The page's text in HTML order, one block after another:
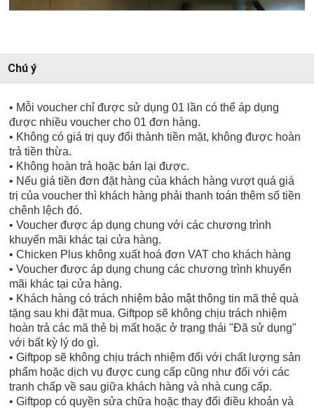
Chú ý
• Mỗi voucher chỉ được sử dụng 01 lần có thể áp dụng
được nhiều voucher cho 01 đơn hàng.
• Không có giá trị quy đổi thành tiền mặt, không được hoàn
trả tiền thừa.
• Không hoàn trả hoặc bán lại được.
• Nếu giá tiền đơn đặt hàng của khách hàng vượt quá giá
trị của voucher thì khách hàng phải thanh toán thêm số tiền
chênh lệch đó.
• Voucher được áp dụng chung với các chương trình
khuyến mãi khác tại cửa hàng.
• Chicken Plus không xuất hoá đơn VAT cho khách hàng
• Voucher được áp dụng chung các chương trình khuyến
mãi khác tại cửa hàng.
• Khách hàng có trách nhiệm bảo mật thông tin mã thẻ quà
tặng sau khi đặt mua. Giftpop sẽ không chịu trách nhiệm
hoàn trả các mã thẻ bị mất hoặc ở trạng thái "Đã sử dụng"
với bất kỳ lý do gì.
• Giftpop sẽ không chịu trách nhiệm đối với chất lượng sản
phẩm hoặc dịch vụ được cung cấp cũng như đối với các
tranh chấp về sau giữa khách hàng và nhà cung cấp.
• Giftpop có quyền sửa chữa hoặc thay đổi điều khoản và